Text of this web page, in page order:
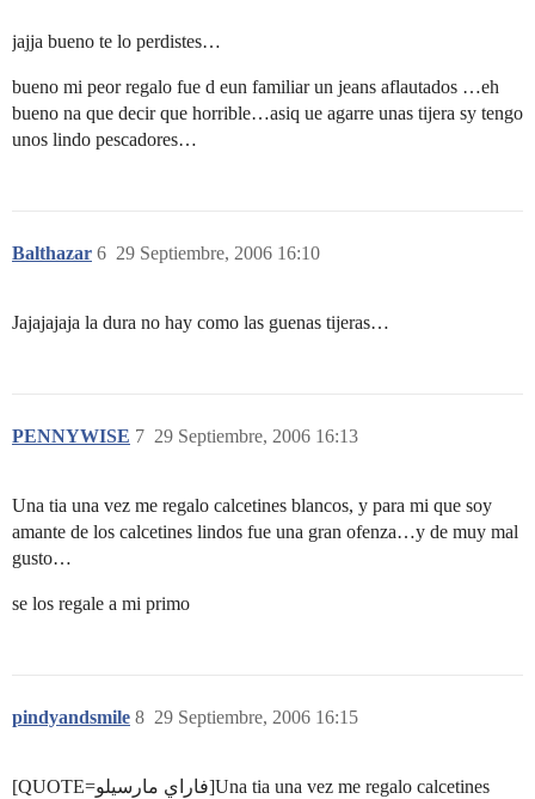
jajja bueno te lo perdistes…
bueno mi peor regalo fue d eun familiar un jeans aflautados …eh
bueno na que decir que horrible…asiq ue agarre unas tijera sy tengo
unos lindo pescadores…
Balthazar 29 Septiembre, 2006 16:10
6
Jajajajaja la dura no hay como las guenas tijeras…
PENNYWISE 29 Septiembre, 2006 16:13
7
Una tia una vez me regalo calcetines blancos, y para mi que soy
amante de los calcetines lindos fue una gran ofenza…y de muy mal
gusto…
se los regale a mi primo
pindyandsmile 29 Septiembre, 2006 16:15
8
[QUOTE=فاراي مارسيلو]Una tia una vez me regalo calcetines